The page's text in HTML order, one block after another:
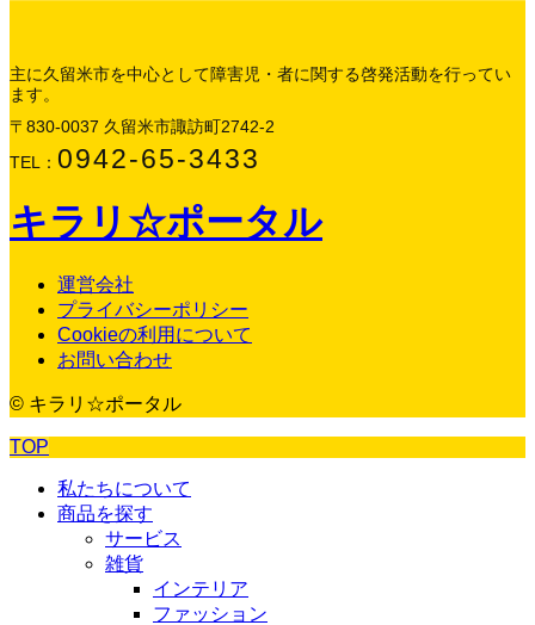
主に久留米市を中心として障害児・者に関する啓発活動を行ってい
ます。
〒830-0037 久留米市諏訪町2742-2
TEL： 0942-65-3433
キラリ☆ポータル
運営会社
プライバシーポリシー
Cookieの利用について
お問い合わせ
© キラリ☆ポータル
TOP
私たちについて
商品を探す
サービス
雑貨
インテリア
ファッション